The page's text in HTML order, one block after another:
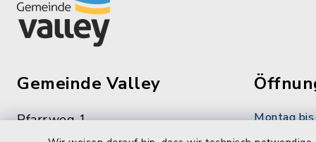
Gemeinde Valley
Pfarrweg 1
Montag